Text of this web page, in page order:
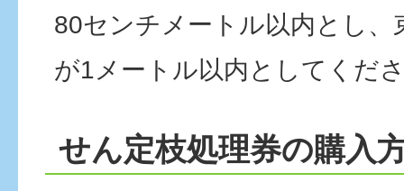
80センチメートル以内とし、
が1メートル以内としてくだ
せん定枝処理券の購入